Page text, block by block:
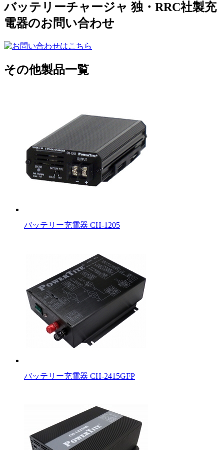
バッテリーチャージャ 独・RRC社製充
電器のお問い合わせ
その他製品一覧
バッテリー充電器 CH-1205
バッテリー充電器 CH-2415GFP